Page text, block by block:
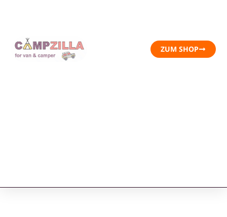
ZUM SHOP